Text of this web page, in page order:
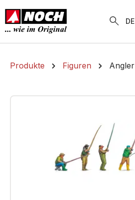
springen
DE
Produkte Figuren Angler
Bildergalerie überspringen